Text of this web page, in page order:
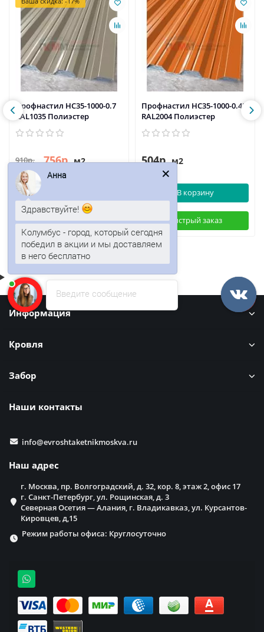
Профнастил НС35-1000-0.7
RAL1035 Полиэстер
910р. 756р. м2
Быстрый заказ
Профнастил НС35-1000-0.45
RAL2004 Полиэстер
504р. м2
В корзину
Быстрый заказ
Информация
Кровля
Забор
Наши контакты
info@evroshtaketnikmoskva.ru
Наш адрес
г. Москва, пр. Волгоградский, д. 32, кор. 8, этаж 2, офис 17
г. Санкт-Петербург, ул. Рощинская, д. 3
Северная Осетия — Алания, г. Владикавказ, ул. Курсантов-
Кировцев, д,15
Режим работы офиса: Круглосуточно
Введите сообщение
Анна
Здравствуйте!
Колумбус - город, который сегодня
победил в акции и мы доставляем
в него бесплатно